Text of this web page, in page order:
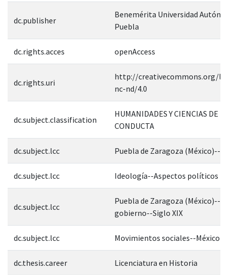
dc.publisher
Benemérita Universidad
Puebla
dc.rights.acces openAccess
dc.rights.uri
http://creativecommons.org/
nc-nd/4.0
dc.subject.classification
HUMANIDADES Y CIENCIAS DE LA
CONDUCTA
dc.subject.lcc Puebla de Zaragoza (México)--
dc.subject.lcc Ideología--Aspectos políticos
dc.subject.lcc
Puebla de Zaragoza (México)--
gobierno--Siglo XIX
dc.subject.lcc Movimientos sociales--México--
dc.thesis.career Licenciatura en Historia